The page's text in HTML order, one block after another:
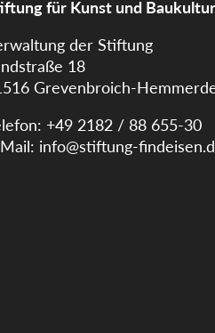
für Kunst und
der Stiftung
18
Grevenbroich-
+49 2182 / 88 655-30
info@stiftung-